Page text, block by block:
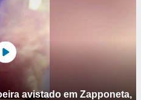
avistado em Zapponeta,